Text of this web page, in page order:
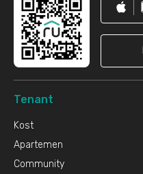
Tenant
Kost
Apartemen
Community